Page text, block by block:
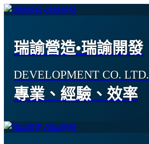
瑞諭營造•瑞諭開發
DEVELOPMENT CO. LTD.
專業、經驗、效率